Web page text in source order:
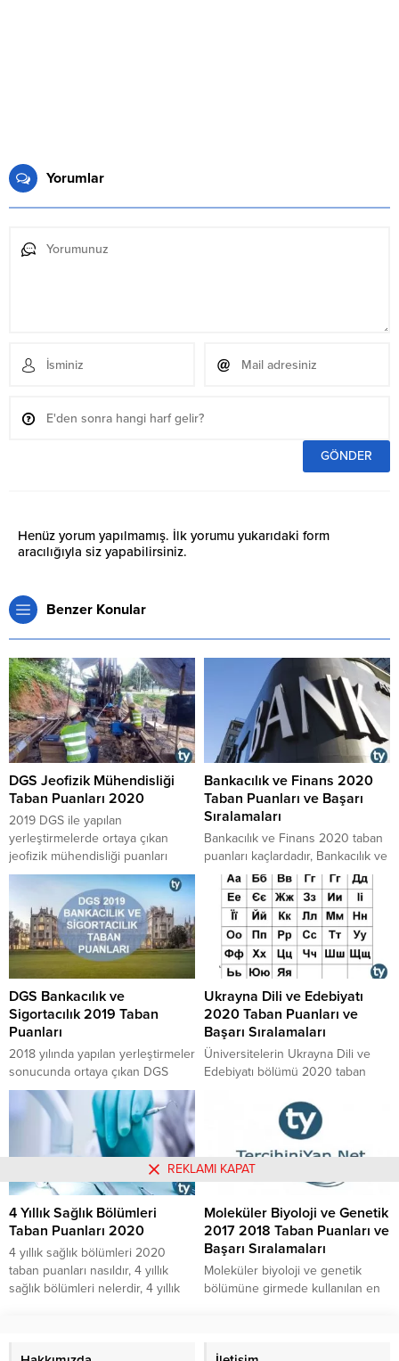
Yorumlar
Henüz yorum yapılmamış. İlk yorumu yukarıdaki form
aracılığıyla siz yapabilirsiniz.
Benzer Konular
DGS Jeofizik Mühendisliği
Taban Puanları 2020
​​​​​​​2019 DGS ile yapılan
yerleştirmelerde ortaya çıkan
jeofizik mühendisliği puanları
içindeki en küçük ve en büyük
taban puan kaçtır, 2020 DGS
jeofizik mühendisliği taban
puanlar kaçlarda kalmıştır, jeofizik
mühendisliği DGS puanları 2020
nasıl ortaya çıkmaktadır gibi
soruların cevapları ile birlikte DGS
jeofizik mühendisliği taban
puanları 2020 listesine buradan
ulaşabilirsiniz.
Bankacılık ve Finans 2020
Taban Puanları ve Başarı
Sıralamaları
Bankacılık ve Finans 2020 taban
puanları kaçlardadır, Bankacılık ve
Finans 2020 başarı sıralamaları
kaç binlerdedir, Bankacılık ve
Finans taban puanları 2020 nasıl
ortaya çıkmaktadır, 2020
Bankacılık ve Finans puanları en
yüksek ve en küçük kaç taban
puan ile kapatmıştır, Bankacılık ve
Finans sıralama sayıları 2020 belli
oldu mu, Bankacılık ve...
DGS Bankacılık ve
Sigortacılık 2019 Taban
Puanları
2018 yılında yapılan yerleştirmeler
sonucunda ortaya çıkan DGS
bankacılık ve sigortacılık taban
puanları 2019 listesindeki puanlar
nasıldır, dikey geçiş sınavı ile
bankacılık ve sigortacılık
bölümüne kimler hangi puan türü
ile geçiş yapabilir, DGS bankacılık
ve sigortacılık kontenjanları 2018
yılında kaçtı, 2019 yılında kaç olur,
2018 DGS bankacılık ve
sigortacılık puanları...
Ukrayna Dili ve Edebiyatı
2020 Taban Puanları ve
Başarı Sıralamaları
Üniversitelerin Ukrayna Dili ve
Edebiyatı bölümü 2020 taban
Ukrayna Dili ve Edebiyatı lisans
bölümünün başarı sıralaması
kaçtır? Ukrayna Dili ve Edebiyatı
bölümünde en düşük puanda
kalan üniversite kaçla kapatmıştır?
açıklanan resmi verilere göre
bölümün taban puanları kaç
puanda kalmıştır? 2020 YKS’ye...
4 Yıllık Sağlık Bölümleri
Taban Puanları 2020
​​​​​​​4 yıllık sağlık bölümleri 2020
taban puanları nasıldır, 4 yıllık
sağlık bölümleri nelerdir, 4 yıllık
Moleküler Biyoloji ve Genetik
2017 2018 Taban Puanları ve
Başarı Sıralamaları
Moleküler biyoloji ve genetik
bölümüne girmede kullanılan en
REKLAMI KAPAT